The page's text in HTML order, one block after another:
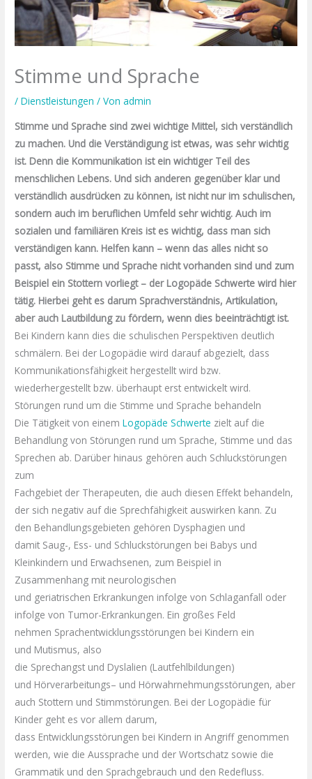
Stimme und Sprache
/Dienstleistungen / Vonadmin
Stimme und Sprache sind zwei wichtige Mittel, sich verständlich
zu machen. Und die Verständigung ist etwas, was sehr wichtig
ist. Denn die Kommunikation ist ein wichtiger Teil des
menschlichen Lebens. Und sich anderen gegenüber klar und
verständlich ausdrücken zu können, ist nicht nur im schulischen,
sondern auch im beruflichen Umfeld sehr wichtig. Auch im
sozialen und familiären Kreis ist es wichtig, dass man sich
verständigen kann. Helfen kann – wenn das alles nicht so
passt, also Stimme und Sprache nicht vorhanden sind und zum
Beispiel ein Stottern vorliegt – der Logopäde Schwerte wird hier
tätig. Hierbei geht es darum Sprachverständnis, Artikulation,
aber auch Lautbildungzu fördern, wenn dies beeinträchtigt ist.
Bei Kindern kann dies die schulischen Perspektiven deutlich
schmälern. Bei der Logopädie wird darauf abgezielt, dass
Kommunikationsfähigkeit hergestellt wird bzw.
wiederhergestellt bzw. überhaupt erst entwickelt wird.
Störungen rund um die Stimme und Sprache behandeln
Die Tätigkeit von einemLogopäde Schwerte zielt auf die
Behandlung von Störungen rund um Sprache, Stimme und das
Sprechen ab. Darüber hinaus gehören auch Schluckstörungen
zum
Fachgebiet der Therapeuten, die auch diesen Effekt behandeln,
der sich negativ auf die Sprechfähigkeit auswirken kann. Zu
den Behandlungsgebieten gehören Dysphagien und
damit Saug-, Ess- und Schluckstörungen bei Babys und
Kleinkindern und Erwachsenen, zum Beispiel in
Zusammenhang mit neurologischen
und geriatrischen Erkrankungen infolge von Schlaganfall oder
infolge von Tumor-Erkrankungen. Ein großes Feld
nehmen Sprachentwicklungsstörungen bei Kindern ein
und Mutismus, also
die Sprechangst und Dyslalien (Lautfehlbildungen)
und Hörverarbeitungs– und Hörwahrnehmungsstörungen, aber
auch Stottern und Stimmstörungen. Bei der Logopädie für
Kinder geht es vor allem darum,
dass Entwicklungsstörungen bei Kindern in Angriff genommen
werden, wie die Aussprache und der Wortschatz sowie die
Grammatik und den Sprachgebrauch und den Redefluss.